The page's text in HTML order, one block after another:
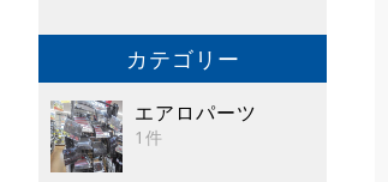
カテゴリー
エアロパーツ
1件